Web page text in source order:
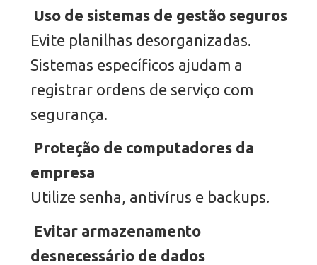
Uso de sistemas de gestão seguros
Evite planilhas desorganizadas.
Sistemas específicos ajudam a
registrar ordens de serviço com
segurança.
Proteção de computadores da
empresa
Utilize senha, antivírus e backups.
Evitar armazenamento
desnecessário de dados